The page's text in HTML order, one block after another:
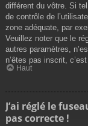
différent du vôtre. Si
de contrôle de
zone adéquate, par
Veuillez noter que le
autres paramètres,
n’êtes pas inscrit,
Haut
J’ai réglé le
pas correcte !